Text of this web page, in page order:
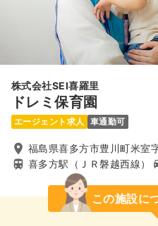
株式会社SEI喜羅里
ドレミ保育園
エージェント求人 車通勤可
福島県喜多方市豊川町米室
喜多方駅（ＪＲ磐越西線）
この施設に